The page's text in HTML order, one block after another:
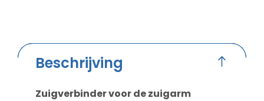
Beschrijving
Zuigverbinder voor de zuigarm